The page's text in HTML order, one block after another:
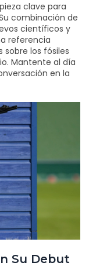
clave para
combinación de
científicos y
referencia
los fósiles
Mantente al día
en la
Su Debut